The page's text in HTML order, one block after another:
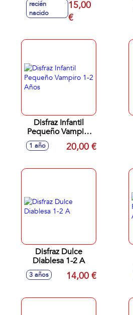
recién
nacido
15,00
€
Disfraz Infantil
Pequeño Vampiro
1-2 Años
1 año 20,00 €
Disfraz Dulce
Diablesa 1-2 A
3 años 14,00 €